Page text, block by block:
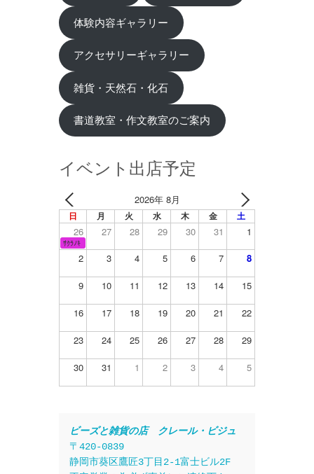
体験内容ギャラリー
アクセサリーギャラリー
雑貨・天然石・化石
書道教室・作文教室のご案内
イベント出店予定
2026年 8月
日 月 火 水 木 金 土
26 27 28 29 30 31 1
ｻｸﾗﾉｷ
2 3 4 5 6 7 8
9 10 11 12 13 14 15
16 17 18 19 20 21 22
23 24 25 26 27 28 29
30 31 1 2 3 4 5
ビーズと雑貨の店　クレール・ビジュ
〒420-0839
静岡市葵区鷹匠3丁目2-1富士ビル2F